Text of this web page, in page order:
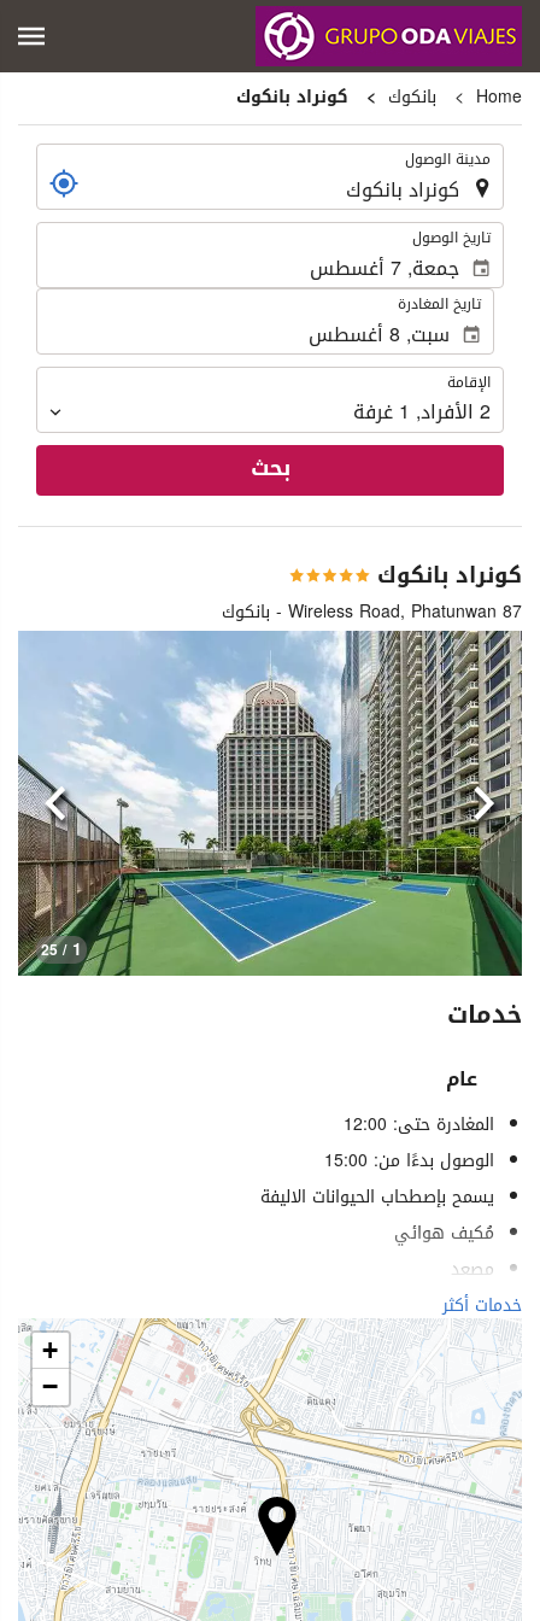
Home بانكوك
كونراد بانكوك
. مدينة الوصول
. تاريخ الوصول
تاريخ المغادرة
الإقامة
الإقامة
2 الأفراد,
1غرفة
بحث
كونراد بانكوك
87 Wireless Road, Phatunwan - بانكوك
1
/ 25
السابق
خدمات
عام
المغادرة حتى: 12:00
الوصول بدءًا من: 15:00
يسمح بإصطحاب الحيوانات الاليفة
مُكيف هوائي
مصعد
خدمات لذوي الاحتياجات الخاصة
غرف لغير المدخنين
منطقة تدخين
الرفاهية
بار المسبح
مناشف المسبح
كراسي شاطئ كراسي استرخاء
مظلات شاطئية
خدمات أكثر
+
−